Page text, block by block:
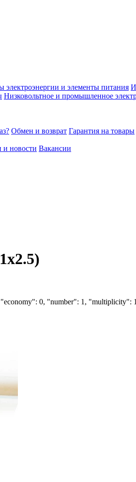
электроэнергии и элементы питания
Низковольтное и промышленное
Обмен и возврат Гарантия на товары
и новости Вакансии
0, "number": 1, "multiplicity":